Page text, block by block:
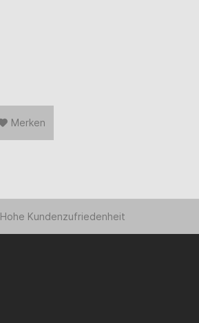
Merken
Hohe Kundenzufriedenheit